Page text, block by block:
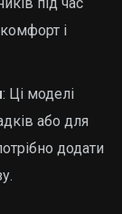
під час
і
: Ці моделі
або для
додати